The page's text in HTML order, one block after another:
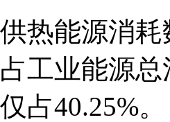
热能源消
工业能源
占40.25%。